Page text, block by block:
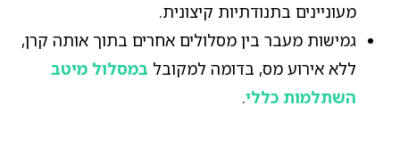
מעוניינים בתנודתיות קיצונית.
גמישות מעבר בין מסלולים אחרים בתוך אותה קרן,
ללא אירוע מס, בדומה למקובל במסלול מיטב
השתלמות כללי.